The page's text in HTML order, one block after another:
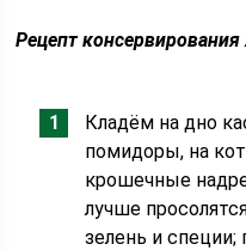
Рецепт
Кладём на дно
помидоры, на
крошечные
лучше
зелень и специи;